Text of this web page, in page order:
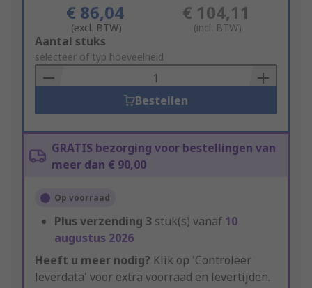
€ 86,04
(excl. BTW)
€ 104,11
(incl. BTW)
Add
to
Basket
Aantal stuks
selecteer of typ hoeveelheid
Bestellen
GRATIS bezorging voor bestellingen van
meer dan € 90,00
Op voorraad
Plus verzending 3 stuk(s) vanaf 10
augustus 2026
Heeft u meer nodig? Klik op 'Controleer
leverdata' voor extra voorraad en levertijden.